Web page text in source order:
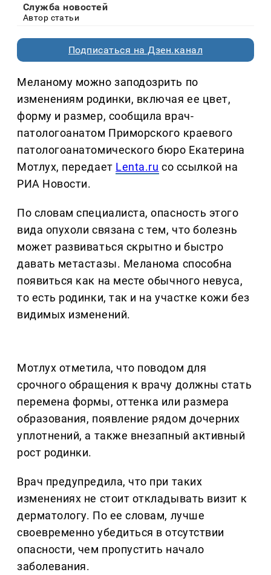
Служба новостей
Автор статьи
Подписаться на Дзен.канал
Меланому можно заподозрить по
изменениям родинки, включая ее цвет,
форму и размер, сообщила врач-
патологоанатом Приморского краевого
патологоанатомического бюро Екатерина
Мотлух, передает Lenta.ru со ссылкой на
РИА Новости.
По словам специалиста, опасность этого
вида опухоли связана с тем, что болезнь
может развиваться скрытно и быстро
давать метастазы. Меланома способна
появиться как на месте обычного невуса,
то есть родинки, так и на участке кожи без
видимых изменений.
Мотлух отметила, что поводом для
срочного обращения к врачу должны стать
перемена формы, оттенка или размера
образования, появление рядом дочерних
уплотнений, а также внезапный активный
рост родинки.
Врач предупредила, что при таких
изменениях не стоит откладывать визит к
дерматологу. По ее словам, лучше
своевременно убедиться в отсутствии
опасности, чем пропустить начало
заболевания.